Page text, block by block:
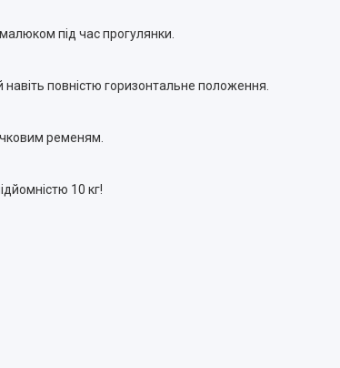
під час прогулянки.
повністю горизонтальне положення.
ременям.
10 кг!